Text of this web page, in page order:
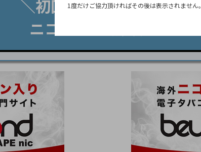
＼初回購入15％オフ／
ニコパフを購入する
1度だけご協力頂ければその後は表示されません。